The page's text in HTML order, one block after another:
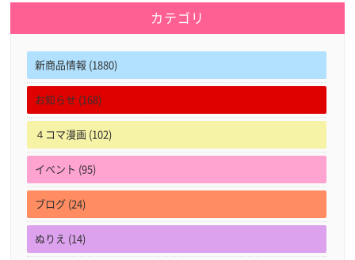
カテゴリ
新商品情報 (1880)
お知らせ (168)
４コマ漫画 (102)
イベント (95)
ブログ (24)
ぬりえ (14)